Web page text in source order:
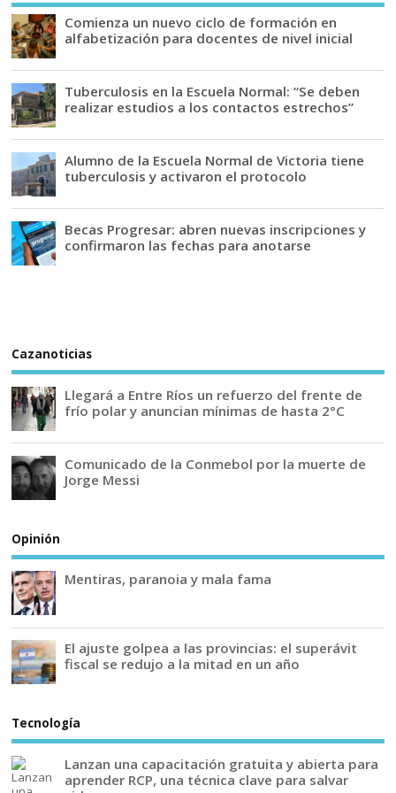
Comienza un nuevo ciclo de formación en
alfabetización para docentes de nivel inicial
Tuberculosis en la Escuela Normal: “Se deben
realizar estudios a los contactos estrechos”
Alumno de la Escuela Normal de Victoria tiene
tuberculosis y activaron el protocolo
Becas Progresar: abren nuevas inscripciones y
confirmaron las fechas para anotarse
Cazanoticias
Llegará a Entre Ríos un refuerzo del frente de
frío polar y anuncian mínimas de hasta 2°C
Comunicado de la Conmebol por la muerte de
Jorge Messi
Opinión
Mentiras, paranoia y mala fama
El ajuste golpea a las provincias: el superávit
fiscal se redujo a la mitad en un año
Tecnología
Lanzan una capacitación gratuita y abierta para
aprender RCP, una técnica clave para salvar